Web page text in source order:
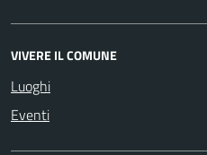
VIVERE IL COMUNE
Luoghi
Eventi